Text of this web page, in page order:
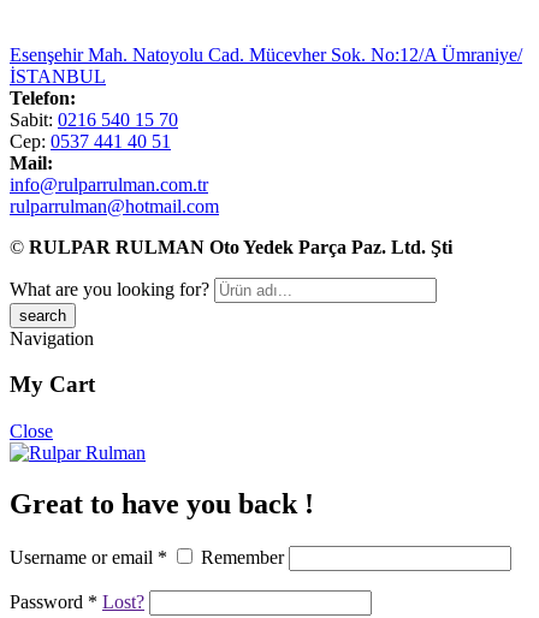
Esenşehir Mah. Natoyolu Cad. Mücevher Sok. No:12/A Ümraniye/
İSTANBUL
Telefon:
Sabit: 0216 540 15 70
Cep: 0537 441 40 51
Mail:
info@rulparrulman.com.tr
rulparrulman@hotmail.com
© RULPAR RULMAN Oto Yedek Parça Paz. Ltd. Şti
What are you looking for?
Navigation
My Cart
Close
Great to have you back !
Username or email * Remember
Password * Lost?